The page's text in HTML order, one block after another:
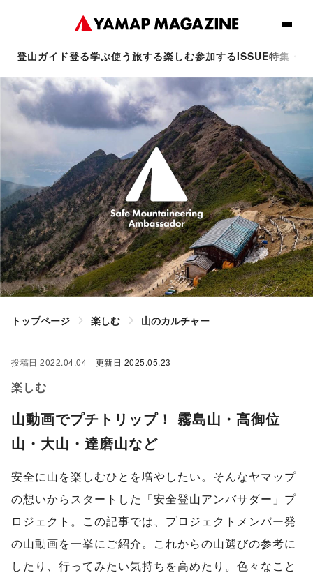
登山ガイド登る学ぶ使う 旅する楽しむ参加するISSUE特集・
トップページ 楽しむ 山のカルチャー
投稿日 2022.04.04 更新日 2025.05.23
楽しむ
山動画でプチトリップ！ 霧島山・高御位
山・大山・達磨山など
安全に山を楽しむひとを増やしたい。そんなヤマップ
の想いからスタートした「安全登山アンバサダー」プ
ロジェクト。この記事では、プロジェクトメンバー発
の山動画を一挙にご紹介。これからの山選びの参考に
したり、行ってみたい気持ちを高めたり。色々なこと